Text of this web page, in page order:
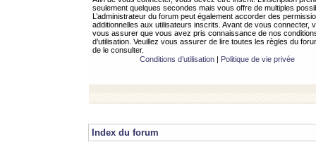
seulement quelques secondes mais vous offre de multiples
L’administrateur du forum peut également accorder des
additionnelles aux utilisateurs inscrits. Avant de vous connecter,
vous assurer que vous avez pris connaissance de nos
d’utilisation. Veuillez vous assurer de lire toutes les règles du
de le consulter.
Conditions d’utilisation| Politique de vie privée
Index du forum